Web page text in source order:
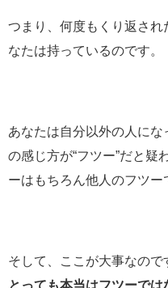
つまり、何度もくり返さ
なたは持っているのです。
あなたは自分以外の人に
の感じ方が“フツー”だと疑
ーはもちろん他人のフツー
そして、ここが大事なので
とっても本当はフツーでは